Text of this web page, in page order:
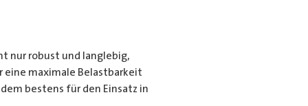
nur robust und langlebig,
eine maximale Belastbarkeit
bestens für den Einsatz in